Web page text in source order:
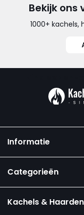
Bekijk
1000+ kachels,
Informatie
Categorieën
Kachels & Haarden